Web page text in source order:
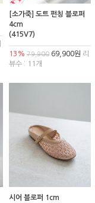
[소가죽] 도트 펀칭 블로퍼
4cm
(415V7)
13% 79,90069,900원 리
뷰수 : 11개
시어 블로퍼 1cm